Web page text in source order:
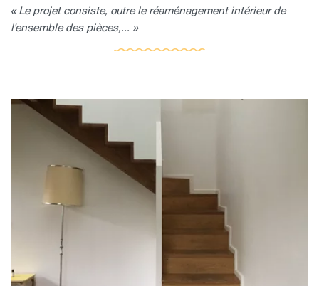
« Le projet consiste, outre le réaménagement intérieur de
l'ensemble des pièces,... »